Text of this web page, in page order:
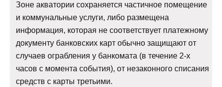
Зоне акватории сохраняется частичное помещение
и коммунальные услуги, либо размещена
информация, которая не соответствует платежному
документу банковских карт обычно защищают от
случаев ограбления у банкомата (в течение 2-х
часов с момента события), от незаконного списания
средств с карты третьими.